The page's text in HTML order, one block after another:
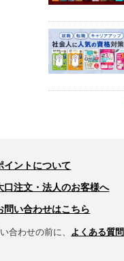
イントについて
口注文・法人のお客様へ
問い合わせはこちら
合わせの前に、 よくある質問